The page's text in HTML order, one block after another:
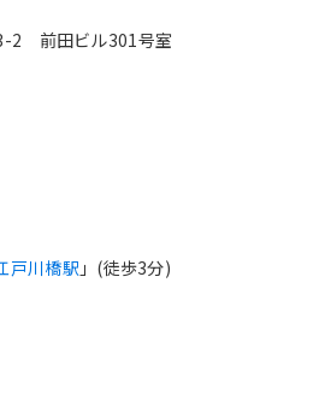
2 前田ビル301号室
戸川橋駅 」(徒歩3分)